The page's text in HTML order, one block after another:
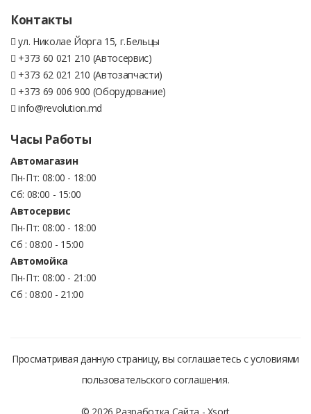
Контакты
ул. Николае Йорга 15, г.Бельцы
+373 60 021 210 (Автосервис)
+373 62 021 210 (Автозапчасти)
+373 69 006 900 (Оборудование)
info@revolution.md
Часы Работы
Автомагазин
Пн-Пт: 08:00 - 18:00
Сб: 08:00 - 15:00
Автосервис
Пн-Пт: 08:00 - 18:00
Сб : 08:00 - 15:00
Автомойка
Пн-Пт: 08:00 - 21:00
Сб : 08:00 - 21:00
Просматривая данную страницу, вы соглашаетесь с условиями
пользовательского соглашения.
© 2026 Разработка Сайта - Xsort